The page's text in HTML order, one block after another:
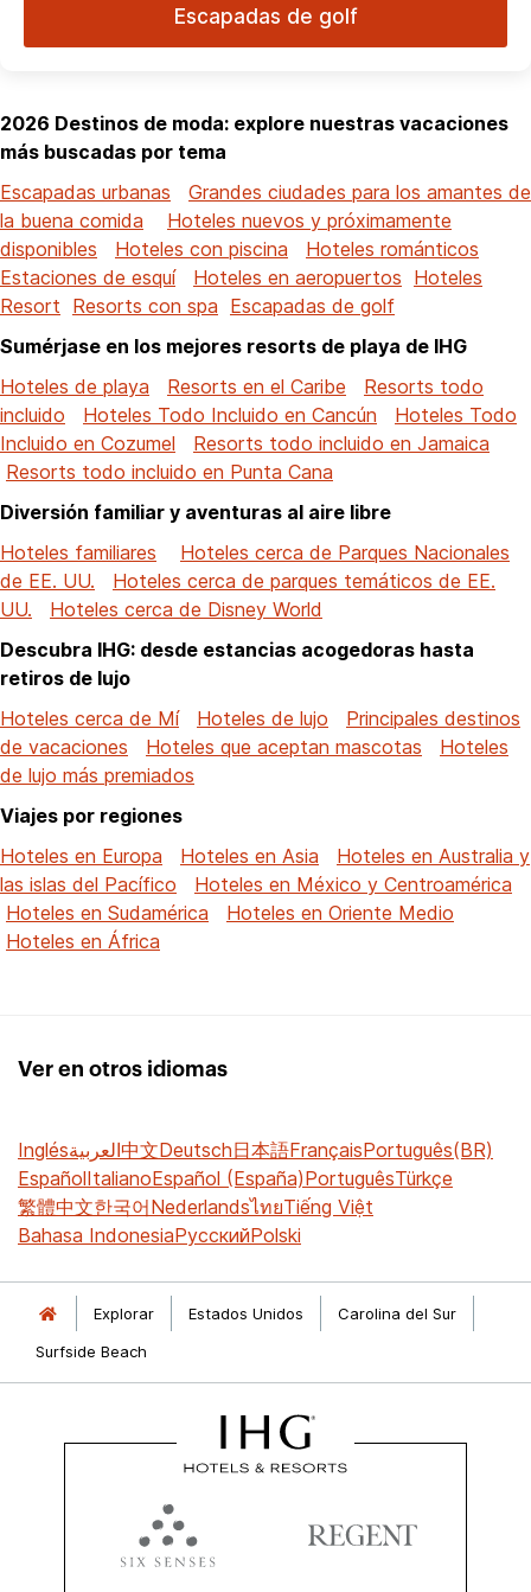
Escapadas de golf
2026 Destinos de moda: explore nuestras vacaciones
más buscadas por tema
Escapadas urbanas
Grandes ciudades para los amantes de
la buena comida
Hoteles nuevos y próximamente
disponibles
Hoteles con piscina
Hoteles románticos
Estaciones de esquí
Hoteles en aeropuertos Hoteles
Resort Resorts con spa Escapadas de golf
Sumérjase en los mejores resorts de playa de IHG
Hoteles de playa
Resorts en el Caribe
Resorts todo
incluido
Hoteles Todo Incluido en Cancún
Hoteles Todo
Incluido en Cozumel
Resorts todo incluido en Jamaica
Resorts todo incluido en Punta Cana
Diversión familiar y aventuras al aire libre
Hoteles familiares
Hoteles cerca de Parques Nacionales
de EE. UU.
Hoteles cerca de parques temáticos de EE.
UU.
Hoteles cerca de Disney World
Descubra IHG: desde estancias acogedoras hasta
retiros de lujo
Hoteles cerca de Mí
Hoteles de lujo
Principales destinos
de vacaciones
Hoteles que aceptan mascotas
Hoteles
de lujo más premiados
Viajes por regiones
Hoteles en Europa
Hoteles en Asia
Hoteles en Australia y
las islas del Pacífico
Hoteles en México y Centroamérica
Hoteles en Sudamérica
Hoteles en Oriente Medio
Hoteles en África
Ver en otros idiomas
Inglésالعربية中文Deutsch日本語FrançaisPortuguês(BR)
EspañolItalianoEspañol (España)PortuguêsTürkçe
繁體中文한국어NederlandsไทยTiếng Việt
Bahasa IndonesiaРусскийPolski
Explorar Estados Unidos
Carolina del Sur
Surfside Beach